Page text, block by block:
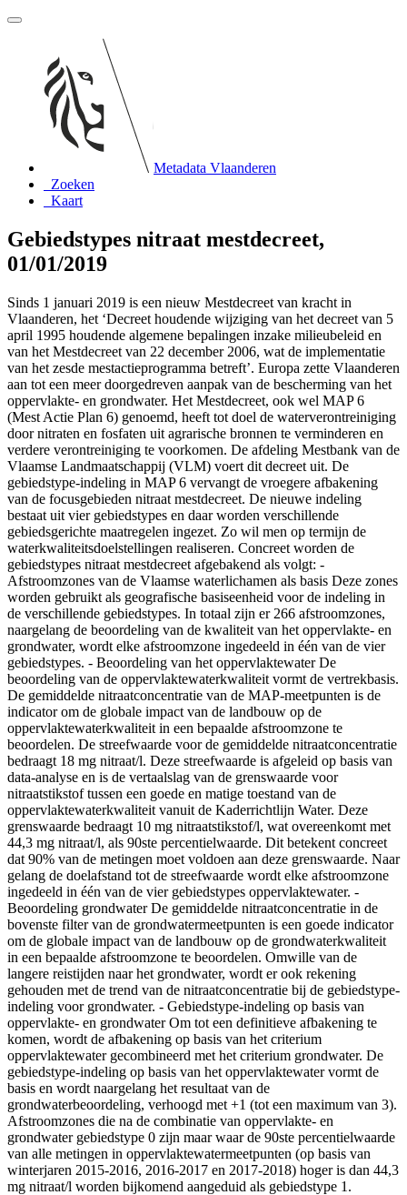
Metadata Vlaanderen
Zoeken
Kaart
Gebiedstypes nitraat mestdecreet,
01/01/2019
Sinds 1 januari 2019 is een nieuw Mestdecreet van kracht in
Vlaanderen, het ‘Decreet houdende wijziging van het decreet van 5
april 1995 houdende algemene bepalingen inzake milieubeleid en
van het Mestdecreet van 22 december 2006, wat de implementatie
van het zesde mestactieprogramma betreft’. Europa zette Vlaanderen
aan tot een meer doorgedreven aanpak van de bescherming van het
oppervlakte- en grondwater. Het Mestdecreet, ook wel MAP 6
(Mest Actie Plan 6) genoemd, heeft tot doel de waterverontreiniging
door nitraten en fosfaten uit agrarische bronnen te verminderen en
verdere verontreiniging te voorkomen. De afdeling Mestbank van de
Vlaamse Landmaatschappij (VLM) voert dit decreet uit. De
gebiedstype-indeling in MAP 6 vervangt de vroegere afbakening
van de focusgebieden nitraat mestdecreet. De nieuwe indeling
bestaat uit vier gebiedstypes en daar worden verschillende
gebiedsgerichte maatregelen ingezet. Zo wil men op termijn de
waterkwaliteitsdoelstellingen realiseren. Concreet worden de
gebiedstypes nitraat mestdecreet afgebakend als volgt: -
Afstroomzones van de Vlaamse waterlichamen als basis Deze zones
worden gebruikt als geografische basiseenheid voor de indeling in
de verschillende gebiedstypes. In totaal zijn er 266 afstroomzones,
naargelang de beoordeling van de kwaliteit van het oppervlakte- en
grondwater, wordt elke afstroomzone ingedeeld in één van de vier
gebiedstypes. - Beoordeling van het oppervlaktewater De
beoordeling van de oppervlaktewaterkwaliteit vormt de vertrekbasis.
De gemiddelde nitraatconcentratie van de MAP-meetpunten is de
indicator om de globale impact van de landbouw op de
oppervlaktewaterkwaliteit in een bepaalde afstroomzone te
beoordelen. De streefwaarde voor de gemiddelde nitraatconcentratie
bedraagt 18 mg nitraat/l. Deze streefwaarde is afgeleid op basis van
data-analyse en is de vertaalslag van de grenswaarde voor
nitraatstikstof tussen een goede en matige toestand van de
oppervlaktewaterkwaliteit vanuit de Kaderrichtlijn Water. Deze
grenswaarde bedraagt 10 mg nitraatstikstof/l, wat overeenkomt met
44,3 mg nitraat/l, als 90ste percentielwaarde. Dit betekent concreet
dat 90% van de metingen moet voldoen aan deze grenswaarde. Naar
gelang de doelafstand tot de streefwaarde wordt elke afstroomzone
ingedeeld in één van de vier gebiedstypes oppervlaktewater. -
Beoordeling grondwater De gemiddelde nitraatconcentratie in de
bovenste filter van de grondwatermeetpunten is een goede indicator
om de globale impact van de landbouw op de grondwaterkwaliteit
in een bepaalde afstroomzone te beoordelen. Omwille van de
langere reistijden naar het grondwater, wordt er ook rekening
gehouden met de trend van de nitraatconcentratie bij de gebiedstype-
indeling voor grondwater. - Gebiedstype-indeling op basis van
oppervlakte- en grondwater Om tot een definitieve afbakening te
komen, wordt de afbakening op basis van het criterium
oppervlaktewater gecombineerd met het criterium grondwater. De
gebiedstype-indeling op basis van het oppervlaktewater vormt de
basis en wordt naargelang het resultaat van de
grondwaterbeoordeling, verhoogd met +1 (tot een maximum van 3).
Afstroomzones die na de combinatie van oppervlakte- en
grondwater gebiedstype 0 zijn maar waar de 90ste percentielwaarde
van alle metingen in oppervlaktewatermeetpunten (op basis van
winterjaren 2015-2016, 2016-2017 en 2017-2018) hoger is dan 44,3
mg nitraat/l worden bijkomend aangeduid als gebiedstype 1.